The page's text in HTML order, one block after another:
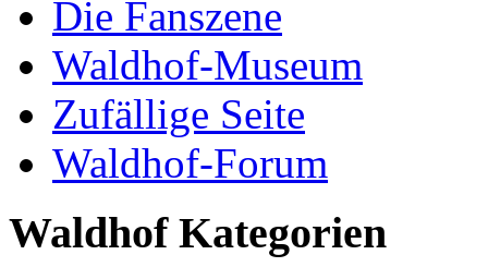
Die Fanszene
Waldhof-Museum
Zufällige Seite
Waldhof-Forum
Waldhof Kategorien